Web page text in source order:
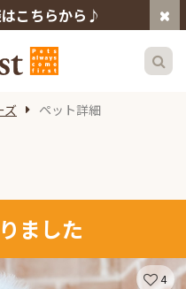
こちらから♪
ズ ペット詳細
ました
4